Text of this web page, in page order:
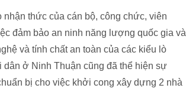
thức của cán bộ, công chức, viên
đảm bảo an ninh năng lượng quốc gia và
và tính chất an toàn của các kiểu lò
ở Ninh Thuận cũng đã thể hiện sự
bị cho việc khởi cong xây dựng 2 nhà